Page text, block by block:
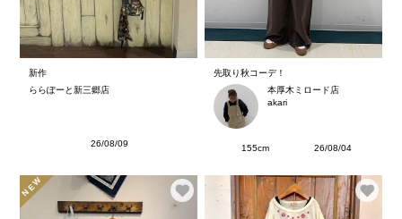
新作
ららぽーと新三郷店
26/08/09
先取り秋コーデ！
本厚木ミロード店
akari
155cm 26/08/04
NEW